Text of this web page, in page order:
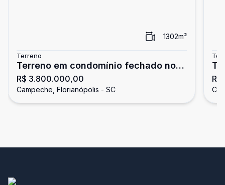
1302m²
Terreno
Terreno em condomínio fechado no
Campeche - 1.302m² de uso privativo
R$ 3.800.000,00
Campeche, Florianópolis - SC
praia, à